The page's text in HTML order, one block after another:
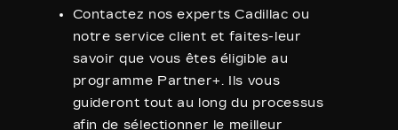
Contactez nos experts Cadillac ou
notre service client et faites-leur
savoir que vous êtes éligible au
programme Partner+. Ils vous
guideront tout au long du processus
afin de sélectionner le meilleur